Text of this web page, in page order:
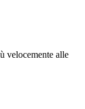
velocemente alle